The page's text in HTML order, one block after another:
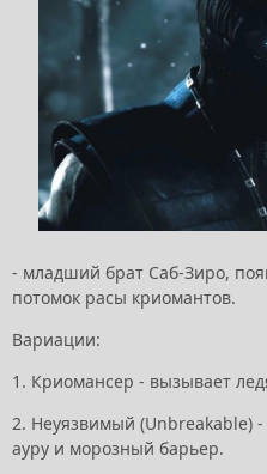
- младший брат Саб-Зиро,
потомок расы криомантов.
Вариации:
1. Криомансер - вызывает
2. Неуязвимый (Unbreakable)
ауру и морозный барьер.